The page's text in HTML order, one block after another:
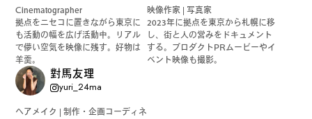
Instagra
Threads
Cinematographer
拠点をニセコに置きながら東京に
も活動の幅を広げ活動中。リアル
で儚い空気を映像に残す。好物は
羊羹。
映像作家 | 写真家
2023年に拠点を東京から札幌に移
し、街と人の営みをドキュメント
する。プロダクトPRムービーやイ
ベント映像も撮影。
對馬友理
yuri_24ma
ヘアメイク | 制作・企画コーディネ